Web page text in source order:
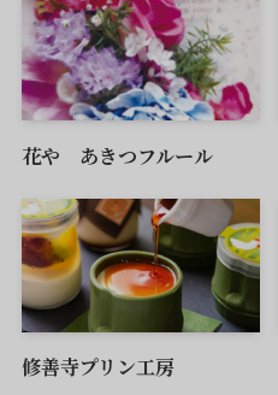
花や あきつフルール
修善寺プリン工房